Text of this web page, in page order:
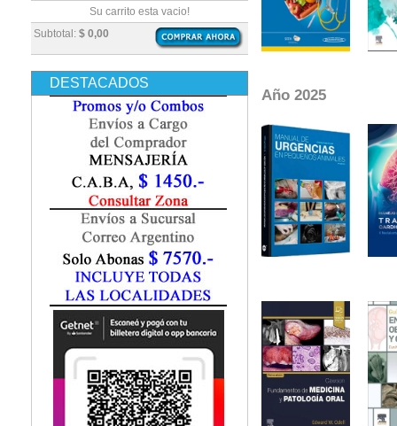
Embriología
Enfermería
Epidemiología
Farmacia / Farmacología
Fisiatría / Kinesiología
Fisiología / Fisiopatología
Fonoaudiología
Gastroenterología
Geriatría
Ginecología / Obstetricia
Hematología
Histología
Homeopatía
Infectología
Inmunología
Instrumentación Quirurgica
Subtotal: $ 0,00
Su carrito esta vacio!
DESTACADOS
Año 2025